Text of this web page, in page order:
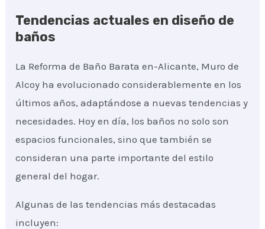
Tendencias actuales en diseño de
baños
La Reforma de Baño Barata en-Alicante, Muro de
Alcoy ha evolucionado considerablemente en los
últimos años, adaptándose a nuevas tendencias y
necesidades. Hoy en día, los baños no solo son
espacios funcionales, sino que también se
consideran una parte importante del estilo
general del hogar.
Algunas de las tendencias más destacadas
incluyen: